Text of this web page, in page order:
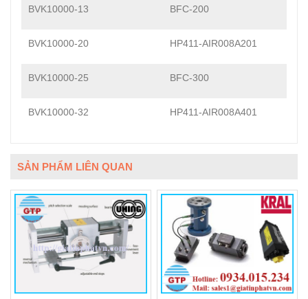
BVK10000-13 BFC-200
BVK10000-20 HP411-AIR008A201
BVK10000-25 BFC-300
BVK10000-32 HP411-AIR008A401
SẢN PHẨM LIÊN QUAN